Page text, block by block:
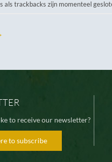
als trackbacks zijn momenteel
to receive our newsletter?
to subscribe